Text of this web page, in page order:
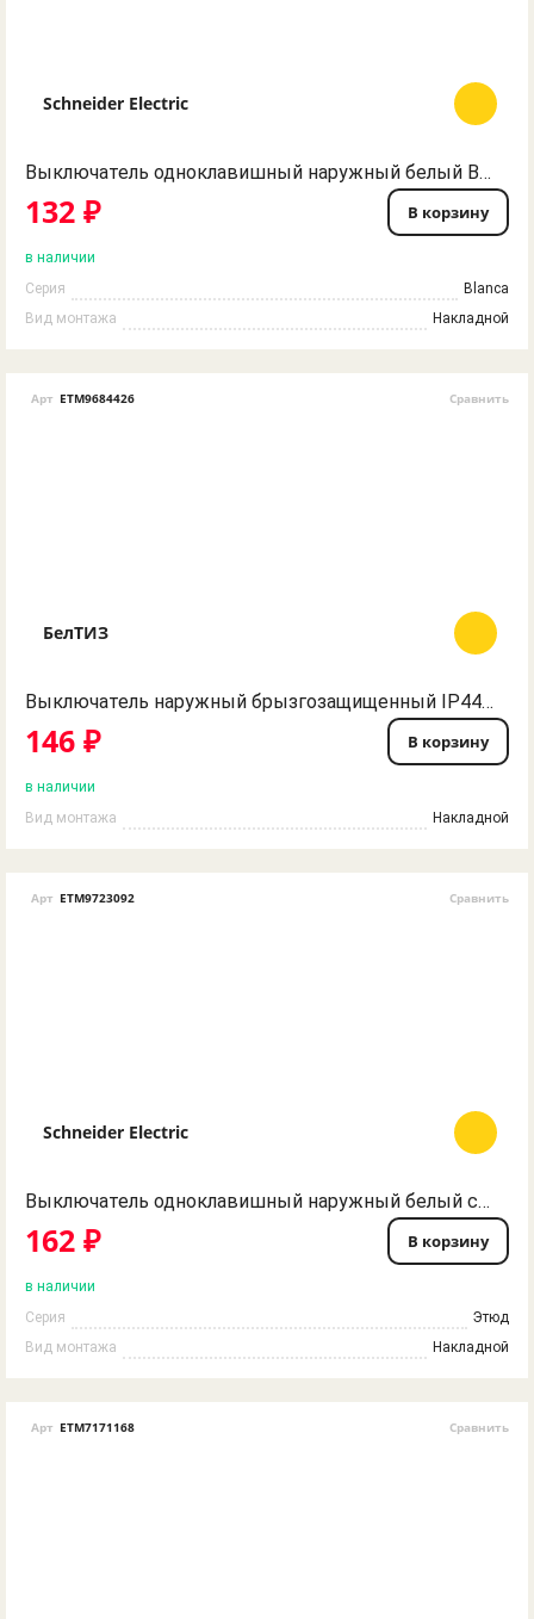
Schneider Electric
Выключатель одноклавишный наружный белый BLNVA101001 BLANCA Schneider Electric
132 ₽ В корзину
в наличии
Серия
Blanca
Вид монтажа
Накладной
Арт ETM9684426 Сравнить
БелТИЗ
Выключатель наружный брызгозащищенный IP44 Беларусь
146 ₽ В корзину
в наличии
Вид монтажа
Накладной
Арт ETM9723092 Сравнить
Schneider Electric
Выключатель одноклавишный наружный белый сх. 1 ЭТЮД Schneider Electric
162 ₽ В корзину
в наличии
Серия
Этюд
Вид монтажа
Накладной
Арт ETM7171168 Сравнить